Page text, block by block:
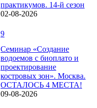
практикумов. 14-й сезон
02-08-2026
9
Семинар «Создание
водоемов с биоплато и
проектирование
костровых зон». Москва.
ОСТАЛОСЬ 4 МЕСТА!
09-08-2026